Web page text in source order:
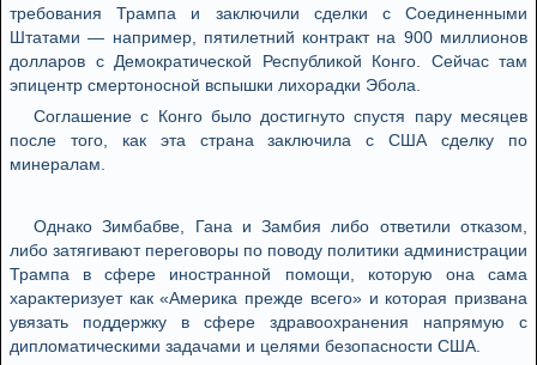
требования Трампа и заключили сделки с Соединенными
Штатами — например, пятилетний контракт на 900 миллионов
долларов с Демократической Республикой Конго. Сейчас там
эпицентр смертоносной вспышки лихорадки Эбола.
Соглашение с Конго было достигнуто спустя пару месяцев
после того, как эта страна заключила с США сделку по
минералам.
Однако Зимбабве, Гана и Замбия либо ответили отказом,
либо затягивают переговоры по поводу политики администрации
Трампа в сфере иностранной помощи, которую она сама
характеризует как «Америка прежде всего» и которая призвана
увязать поддержку в сфере здравоохранения напрямую с
дипломатическими задачами и целями безопасности США.